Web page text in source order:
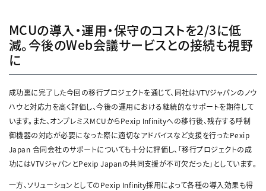
MCUの導入・運用・保守のコストを2/3に低
減。今後のWeb会議サービスとの接続も視野
に
成功裏に完了した今回の移行プロジェクトを通じて、同社はVTVジャパンのノウ
ハウと対応力を高く評価し、今後の運用における継続的なサポートを期待して
います。また、オンプレミスMCUからPexip Infinityへの移行後、残存する呼制
御機器の対応が必要になった際に適切なアドバイスなど支援を行ったPexip
Japan 合同会社のサポートについても十分に評価し、「移行プロジェクトの成
功にはVTVジャパンとPexip Japanの共同支援が不可欠だった」としています。
一方、ソリューションとしてのPexip Infinity採用によって各種の導入効果も得